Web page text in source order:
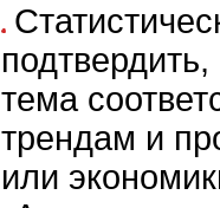
тема
трендам и
или